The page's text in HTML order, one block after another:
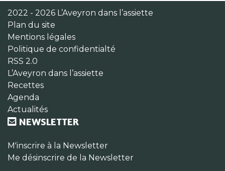
2022 - 2026 L’Aveyron dans l’assiette
Plan du site
Mentions légales
Politique de confidentialté
RSS 2.0
L’Aveyron dans l’assiette
Recettes
Agenda
Actualités
NEWSLETTER
M'inscrire à la Newsletter
Me désinscrire de la Newsletter